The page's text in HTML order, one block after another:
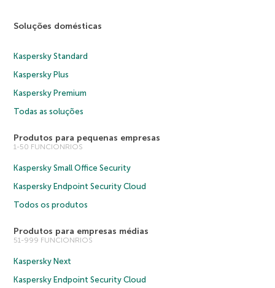
Soluções domésticas
Kaspersky Standard
Kaspersky Plus
Kaspersky Premium
Todas as soluções
Produtos para pequenas empresas
1-50 FUNCIONRIOS
Kaspersky Small Office Security
Kaspersky Endpoint Security Cloud
Todos os produtos
Produtos para empresas médias
51-999 FUNCIONRIOS
Kaspersky Next
Kaspersky Endpoint Security Cloud